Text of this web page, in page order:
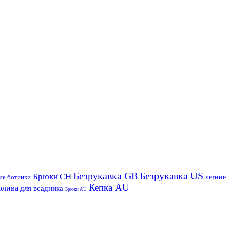
ботинки Брюки CH Безрукавка GBБезрукавка US летние
для всадника Брюки AU Кепка AU